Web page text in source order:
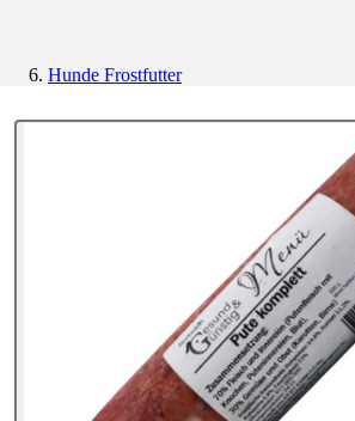
Hunde Frostfutter